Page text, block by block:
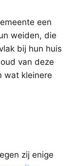
een
weiden, die
bij hun huis
van deze
wat kleinere
zij enige